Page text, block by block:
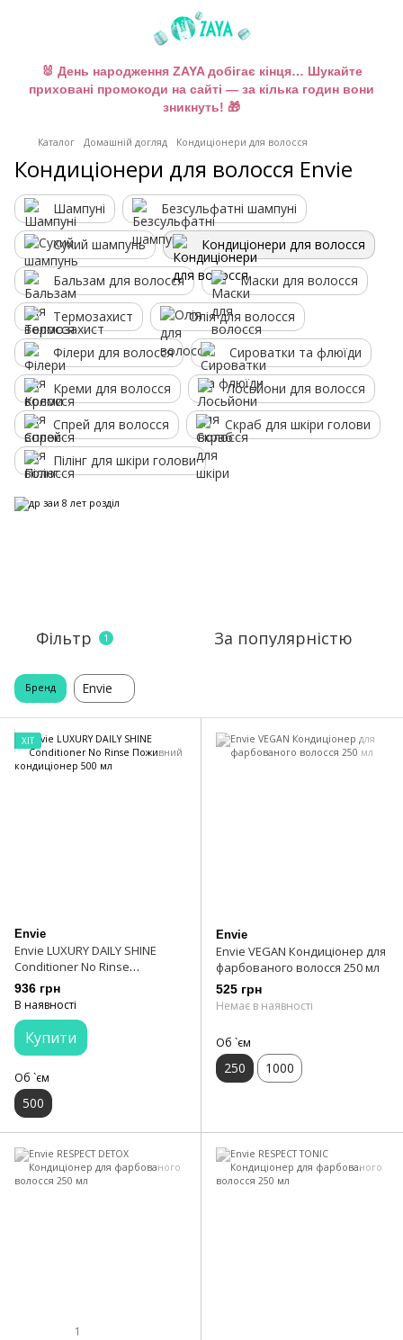
🐰 День народження ZAYA добігає кінця… Шукайте
приховані промокоди на сайті — за кілька годин вони
зникнуть! 🎁
Каталог Домашній догляд Кондиціонери для волосся
Кондиціонери для волосся Envie
Шампуні Безсульфатні шампуні
Сухий шампунь Кондиціонери для волосся
Бальзам для волосся Маски для волосся
Термозахист Олія для волосся
Філери для волосся Сироватки та флюїди
Креми для волосся Лосьйони для волосся
Спрей для волосся Скраб для шкіри голови
Пілінг для шкіри голови
Фільтр 1 За популярністю
Бренд Envie
ХІТ
Envie
Envie LUXURY DAILY SHINE
Conditioner No Rinse
Поживний кондиціонер 500
мл
936 грн
В наявності
Купити
Об `єм
500
Envie
Envie VEGAN Кондиціонер для
фарбованого волосся 250 мл
525 грн
Немає в наявності
Об `єм
250 1000
1